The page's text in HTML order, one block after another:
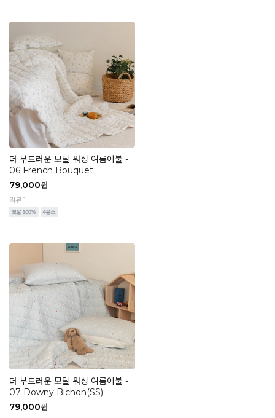
더 부드러운 모달 워싱 여름이불 -
06 French Bouquet
79,000원
리뷰 1
더 부드러운 모달 워싱 여름이불 -
07 Downy Bichon(SS)
79,000원